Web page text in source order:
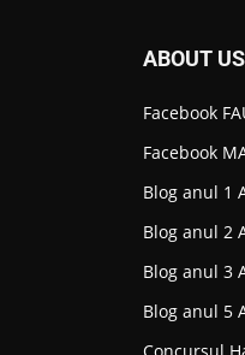
ABOUT US
Facebook
Facebook
Blog anul 1
Blog anul 2
Blog anul 3
Blog anul 5